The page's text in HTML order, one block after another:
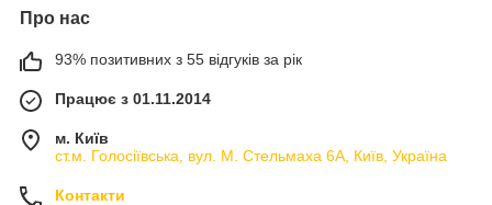
Про нас
93% позитивних з 55 відгуків за рік
Працює з 01.11.2014
м. Київ
ст.м. Голосіївська, вул. М. Стельмаха 6А, Київ, Україна
Контакти